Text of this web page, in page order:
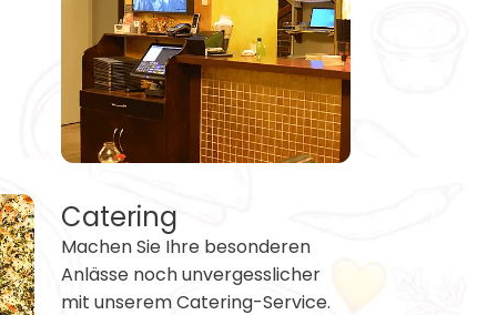
Catering
Machen Sie Ihre besonderen
Anlässe noch unvergesslicher
mit unserem Catering-Service.